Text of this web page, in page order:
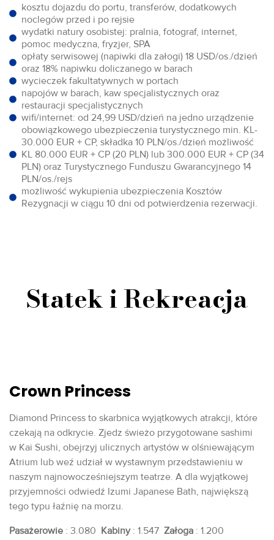
kosztu dojazdu do portu, transferów, dodatkowych
noclegów przed i po rejsie
wydatki natury osobistej: pralnia, fotograf, internet,
pomoc medyczna, fryzjer, SPA
opłaty serwisowej (napiwki dla załogi) 18 USD/os./dzień
oraz 18% napiwku doliczanego w barach
wycieczek fakultatywnych w portach
napojów w barach, kaw specjalistycznych oraz
restauracji specjalistycznych
wifi/internet: od 24,99 USD/dzień na jedno urządzenie
obowiązkowego ubezpieczenia turystycznego min. KL-
30.000 EUR + CP, składka 10 PLN/os./dzień możliwość
KL 80.000 EUR + CP (20 PLN) lub 300.000 EUR + CP (34
PLN) oraz Turystycznego Funduszu Gwarancyjnego 14
PLN/os./rejs
możliwość wykupienia ubezpieczenia Kosztów
Rezygnacji w ciągu 10 dni od potwierdzenia rezerwacji.
Statek i Rekreacja
Crown Princess
Diamond Princess to skarbnica wyjątkowych atrakcji, które
czekają na odkrycie. Zjedz świeżo przygotowane sashimi
w Kai Sushi, obejrzyj ulicznych artystów w olśniewającym
Atrium lub weź udział w wystawnym przedstawieniu w
naszym najnowocześniejszym teatrze. A dla wyjątkowej
przyjemności odwiedź Izumi Japanese Bath, największą
tego typu łaźnię na morzu.
Pasażerowie : 3.080 Kabiny: 1.547 Załoga : 1.200